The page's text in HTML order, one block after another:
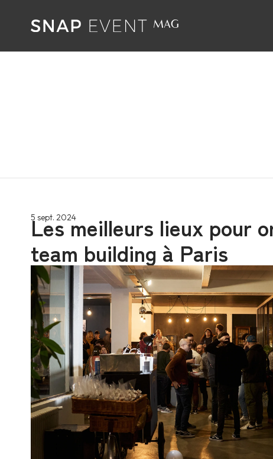
Les meilleurs lieux pour
team building à Paris
5 sept. 2024